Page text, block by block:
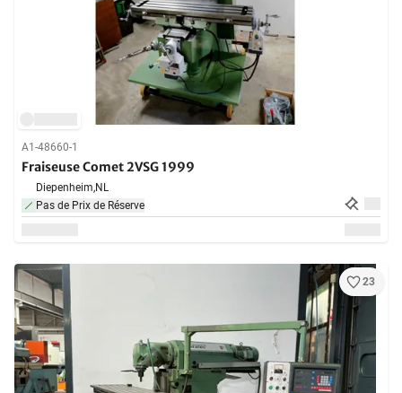
A1-48660-1
Fraiseuse Comet 2VSG 1999
Diepenheim,NL
Pas de Prix de Réserve
23